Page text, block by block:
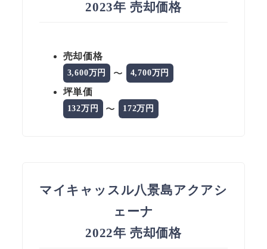
2023年 売却価格
売却価格
3,600万円 〜 4,700万円
坪単価
132万円 〜 172万円
マイキャッスル八景島アクアシ
ェーナ
2022年 売却価格